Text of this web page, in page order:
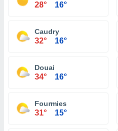
28° 16°
Caudry
32° 16°
Douai
34° 16°
Fourmies
31° 15°